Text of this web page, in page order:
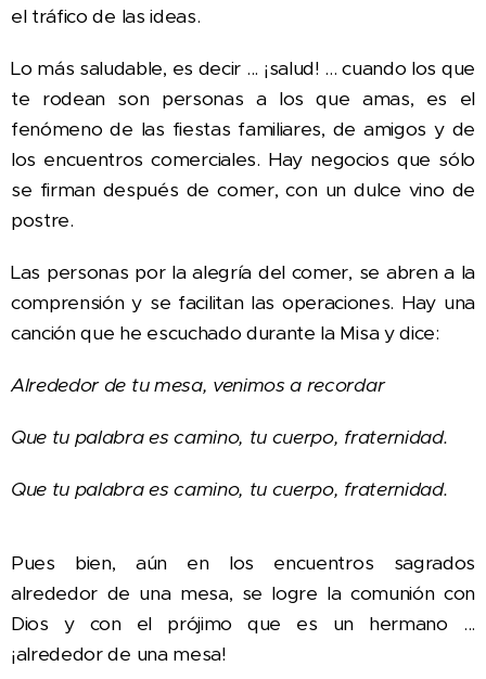
el tráfico de las ideas.
Lo más saludable, es decir ... ¡salud! ... cuando los que
te rodean son personas a los que amas, es el
fenómeno de las fiestas familiares, de amigos y de
los encuentros comerciales. Hay negocios que sólo
se firman después de comer, con un dulce vino de
postre.
Las personas por la alegría del comer, se abren a la
comprensión y se facilitan las operaciones. Hay una
canción que he escuchado durante la Misa y dice:
Alrededor de tu mesa, venimos a recordar
Que tu palabra es camino, tu cuerpo, fraternidad.
Que tu palabra es camino, tu cuerpo, fraternidad.
Pues bien, aún en los encuentros sagrados
alrededor de una mesa, se logre la comunión con
Dios y con el prójimo que es un hermano ...
¡alrededor de una mesa!